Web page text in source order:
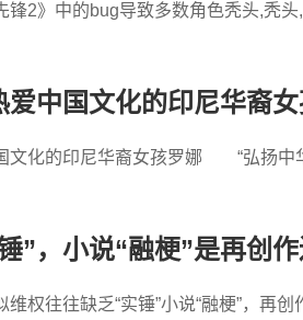
锋2》中的bug导致多数角色秃头,秃头
爱中国文化的印尼华裔
文化的印尼华裔女孩罗娜 “弘扬中
”，小说“融梗”是再创作
权往往缺乏“实锤”小说“融梗”，再创